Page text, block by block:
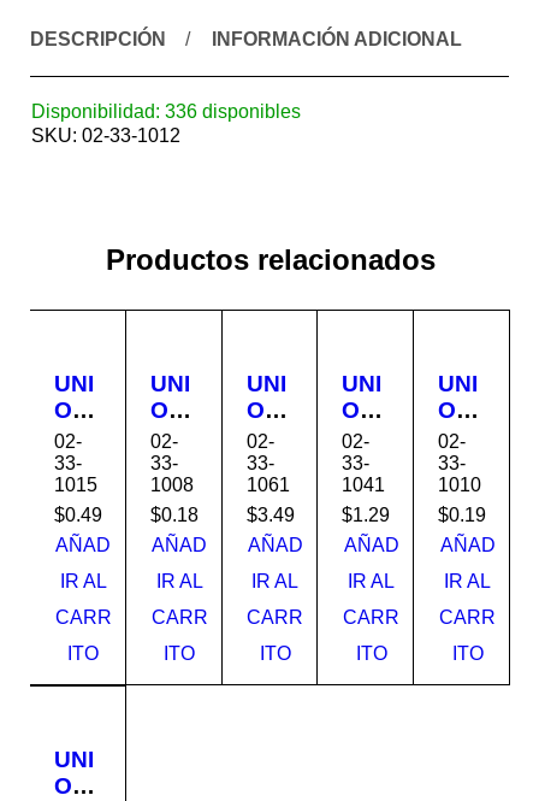
DESCRIPCIÓN INFORMACIÓN ADICIONAL
Disponibilidad: 336 disponibles
SKU: 02-33-1012
Productos relacionados
UNI
ON
CO
UP
LIN
G
LIS
O
PV
C 1-
1/2"
02-
33-
1015
$0.49
AÑAD
IR AL
CARR
ITO
UNI
ON
CO
UP
LIN
G
LIS
O
PV
C
3/4"
02-
33-
1008
$0.18
AÑAD
IR AL
CARR
ITO
UNI
ON
CO
UP
LIN
G
LIS
O
PV
C
6"
02-
33-
1061
$3.49
AÑAD
IR AL
CARR
ITO
UNI
ON
CO
UP
LIN
G
LIS
O
PV
C
4"
02-
33-
1041
$1.29
AÑAD
IR AL
CARR
ITO
UNI
ON
CO
UP
LIN
G
LIS
O
PV
C
1"
02-
33-
1010
$0.19
AÑAD
IR AL
CARR
ITO
UNI
ON